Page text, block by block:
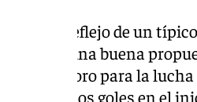
sido un reflejo de un
con una buena
de oro para la
con dos goles en el